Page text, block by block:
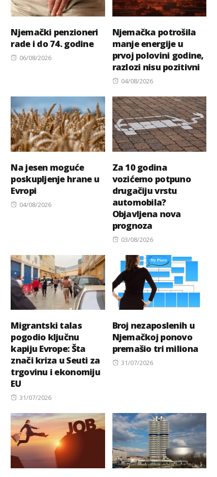
Njemački penzioneri
rade i do 74. godine
Posted
06/08/2026
Njemačka potrošila
manje energije u
prvoj polovini godine,
razlozi nisu pozitivni
Posted
04/08/2026
Na jesen moguće
poskupljenje hrane u
Evropi
Posted
04/08/2026
Za 10 godina
vozićemo potpuno
drugačiju vrstu
automobila?
Objavljena nova
prognoza
Posted
03/08/2026
Migrantski talas
pogodio ključnu
kapiju Evrope: Šta
znači kriza u Seuti za
trgovinu i ekonomiju
EU
Posted
31/07/2026
Broj nezaposlenih u
Njemačkoj ponovo
premašio tri miliona
Posted
31/07/2026